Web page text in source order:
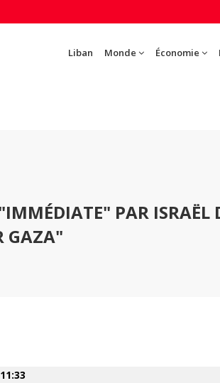
Liban Monde Économie
PAR ISRAËL
GAZA"
11:33